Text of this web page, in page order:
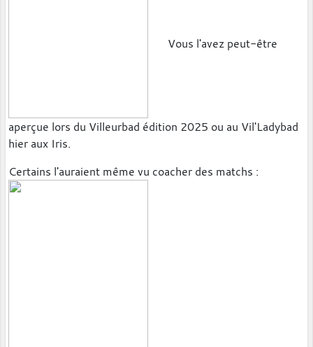
Vous l'avez peut-être
aperçue lors du Villeurbad édition 2025 ou au Vil'Ladybad
hier aux Iris.
Certains l'auraient même vu coacher des matchs :